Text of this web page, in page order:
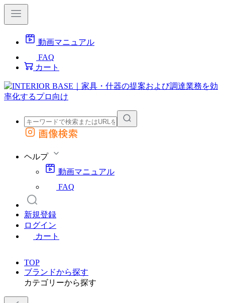
動画マニュアル
FAQ
カート
外部サイトの商品をカートに追加
画像検索
ヘルプ
動画マニュアル
FAQ
新規登録
ログイン
カート
TOP
ブランドから探す
カテゴリーから探す